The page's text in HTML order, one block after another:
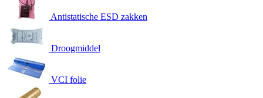
Antistatische ESD zakken
Droogmiddel
VCI folie